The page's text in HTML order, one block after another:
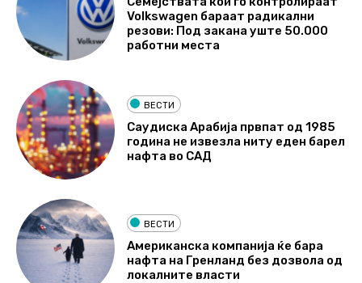
Volkswagen бараат радикални
резови: Под закана уште 50.000
работни места
ВЕСТИ
Саудиска Арабија првпат од 1985
година не извезла ниту еден барел
нафта во САД
ВЕСТИ
Американска компанија ќе бара
нафта на Гренланд без дозвола од
локалните власти